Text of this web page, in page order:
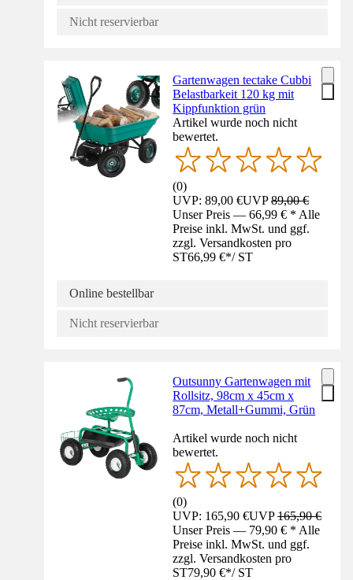
Nicht reservierbar
Gartenwagen tectake Cubbi
Belastbarkeit 120 kg mit
Kippfunktion grün
Artikel wurde noch nicht
bewertet.
(0)
UVP: 89,00 €UVP89,00 €
Unser Preis — 66,99 € * Alle
Preise inkl. MwSt. und ggf.
zzgl. Versandkosten pro
ST66,99 €*/ ST
Online bestellbar
Nicht reservierbar
Outsunny Gartenwagen mit
Rollsitz, 98cm x 45cm x
87cm, Metall+Gummi, Grün
Artikel wurde noch nicht
bewertet.
(0)
UVP: 165,90 €UVP165,90 €
Unser Preis — 79,90 € * Alle
Preise inkl. MwSt. und ggf.
zzgl. Versandkosten pro
ST79,90 €*/ ST